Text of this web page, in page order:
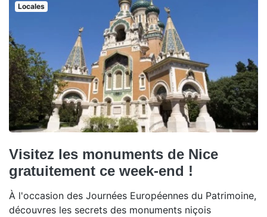
Locales
Visitez les monuments de Nice
gratuitement ce week-end !
À l'occasion des Journées Européennes du Patrimoine,
découvres les secrets des monuments niçois